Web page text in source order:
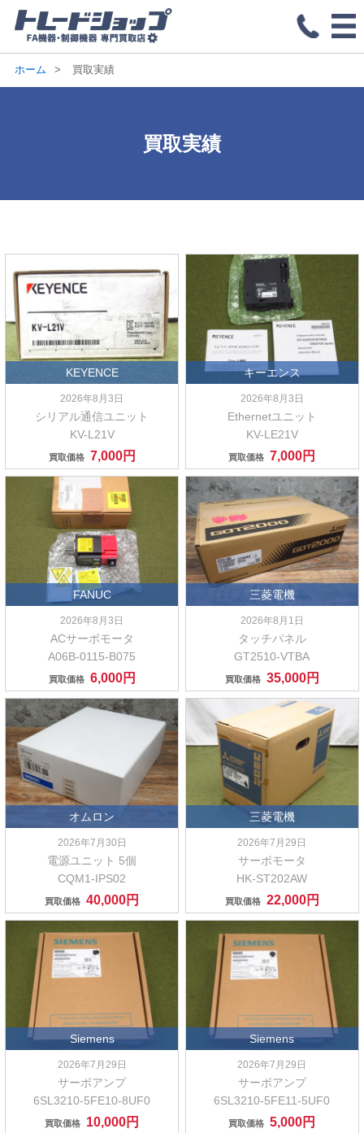
ホーム 買取実績
買取実績
KEYENCE
2026年8月3日
シリアル通信ユニット
KV-L21V
買取価格 7,000円
キーエンス
2026年8月3日
Ethernetユニット
KV-LE21V
買取価格 7,000円
FANUC
2026年8月3日
ACサーボモータ
A06B-0115-B075
買取価格 6,000円
三菱電機
2026年8月1日
タッチパネル
GT2510-VTBA
買取価格 35,000円
オムロン
2026年7月30日
電源ユニット 5個
CQM1-IPS02
買取価格 40,000円
三菱電機
2026年7月29日
サーボモータ
HK-ST202AW
買取価格 22,000円
Siemens
2026年7月29日
サーボアンプ
6SL3210-5FE10-8UF0
買取価格 10,000円
Siemens
2026年7月29日
サーボアンプ
6SL3210-5FE11-5UF0
買取価格 5,000円